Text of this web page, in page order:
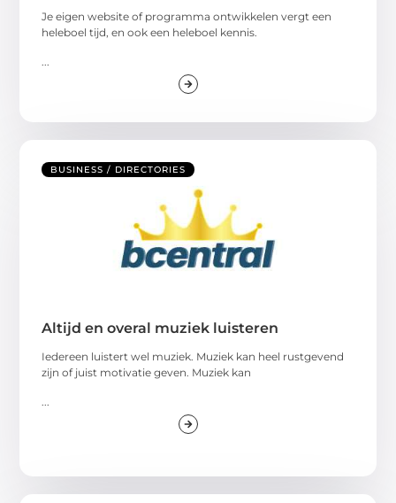
Je eigen website of programma ontwikkelen vergt een
heleboel tijd, en ook een heleboel kennis.
BUSINESS / DIRECTORIES
Altijd en overal muziek luisteren
Iedereen luistert wel muziek. Muziek kan heel rustgevend
zijn of juist motivatie geven. Muziek kan